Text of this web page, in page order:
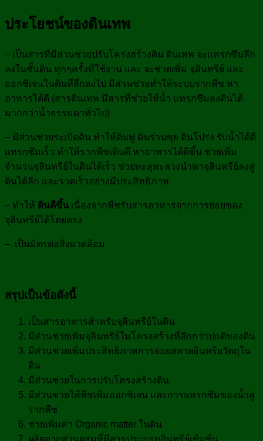
ประโยชน์ของดินเทพ
– เป็นสารที่มีส่วนช่วยปรับโครงสร้างดิน ดินเทพ จะแทรกซึมลึก
ลงในชั้นดิน ทุกๆครั้งที่ใช้งาน และ จะช่วยเพิ่ม จุลินทรีย์ และ
ออกซิเจนในดินที่ลึกลงไป มีส่วนช่วยทำให้ระบบรากพืช หา
อาหารได้ดี (สารดินเทพ มีสารที่ช่วยให้น้ำ แทรกซึมลงดินได้
มากกว่าน้ำธรรมดาทั่วไป)
– มีส่วนช่วยระเบิดดิน ทำให้ดินฟู ดินร่วนซุย ดินโปร่ง รับน้ำได้ดี
แทรกซึมเร็ว ทำให้รากพืชเดินดี หาอาหารได้ดีขึ้น ช่วยเพิ่ม
จำนวนจุลินทรีย์ในดินได้เร็ว ช่วยทะลุทะลวงนำพาจุลินทรีย์ลงสู่
ดินได้ลึก และรวดเร็วอย่างมีประสิทธิภาพ
– ทำให้ ดินดีขึ้น เนื่องจากพืชรับสารอาหารจากการย่อยของ
จุลินทรีย์ได้โดยตรง
– เป็นมิตรต่อสิ่งแวดล้อม
สรุปเป็นข้อดังนี้
เป็นสารอาหารสำหรับจุลินทรีย์ในดิน
มีส่วนช่วยเพิ่มจุลินทรีย์ในโครงสร้างที่ลึกกว่าปกติของดิน
มีส่วนช่วยเพิ่มประสิทธิภาพการย่อยสลายอินทรียวัตถุใน
ดิน
มีส่วนช่วยในการปรับโครงสร้างดิน
มีส่วนช่วยให้พืชเพิ่มออกซิเจน และการแทรกซึมของน้ำสู่
รากพืช
ช่วยเพิ่มค่า Organic matter ในดิน